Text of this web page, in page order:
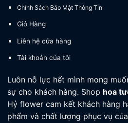
Chính Sách Bảo Mật Thông Tin
Giỏ Hàng
Liên hệ cửa hàng
Tài khoản của tôi
Luôn nỗ lực hết mình mong
sự cho khách hàng. Shop hoa
Hỷ flower cam kết khách hàng
phẩm và chất lượng phục vụ